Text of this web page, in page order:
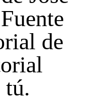
de
tú.